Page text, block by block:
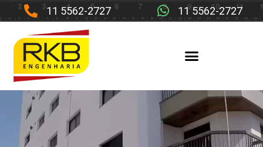
11 5562-2727 11 5562-2727